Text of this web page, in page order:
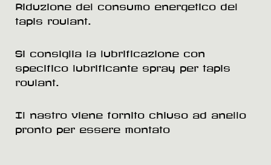
Riduzione del consumo energetico del
tapis roulant.
Si consiglia la lubrificazione con
specifico lubrificante spray per tapis
roulant.
Il nastro viene fornito chiuso ad anello
pronto per essere montato